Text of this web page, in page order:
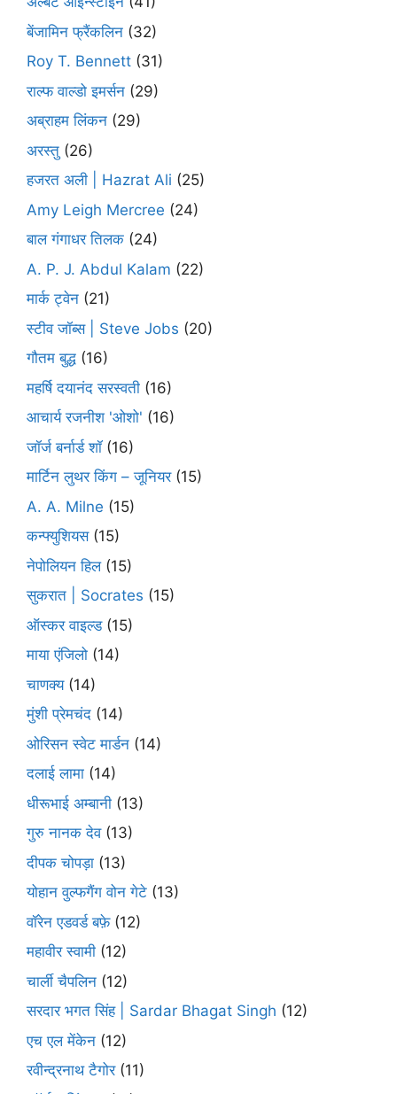
बेंजामिन फ्रैंकलिन (32)
Roy T. Bennett (31)
राल्फ वाल्डो इमर्सन (29)
अब्राहम लिंकन (29)
अरस्तु (26)
हजरत अली | Hazrat Ali (25)
Amy Leigh Mercree (24)
बाल गंगाधर तिलक (24)
A. P. J. Abdul Kalam (22)
मार्क ट्वेन (21)
स्टीव जॉब्स | Steve Jobs (20)
गौतम बुद्ध (16)
महर्षि दयानंद सरस्वती (16)
आचार्य रजनीश 'ओशो' (16)
जॉर्ज बर्नार्ड शॉ(16)
मार्टिन लुथर किंग – जूनियर(15)
A. A. Milne (15)
कन्फ्युशियस(15)
नेपोलियन हिल(15)
सुकरात | Socrates (15)
ऑस्कर वाइल्ड(15)
माया एंजिलो (14)
चाणक्य(14)
मुंशी प्रेमचंद (14)
ओरिसन स्‍वेट मार्डन (14)
दलाई लामा (14)
धीरूभाई अम्बानी (13)
गुरु नानक देव(13)
दीपक चोपड़ा (13)
योहान वुल्फगैंग वोन गेटे (13)
वॉरेन एडवर्ड बफ़े(12)
महावीर स्वामी (12)
चार्ली चैपलिन (12)
सरदार भगत सिंह | Sardar Bhagat Singh (12)
एच एल मेंकेन (12)
रवीन्द्रनाथ टैगोर(11)